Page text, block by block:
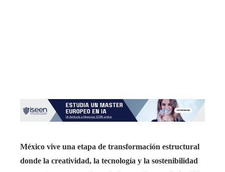
México vive una etapa de transformación estructural
donde la creatividad, la tecnología y la sostenibilidad